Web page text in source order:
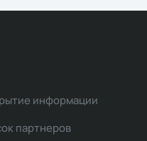
информации
партнеров